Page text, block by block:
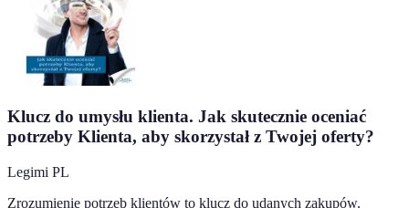
Klucz do umysłu klienta. Jak skutecznie oceniać
potrzeby Klienta, aby skorzystał z Twojej oferty?
Legimi PL
Zrozumienie potrzeb klientów to klucz do udanych zakupów.